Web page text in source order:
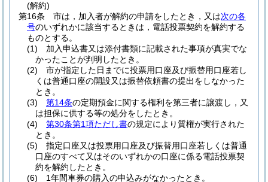
(解約)
第16条
市は，加入者が解約の申請をしたとき，又は次の各
号のいずれかに該当するときは，電話投票契約を解約する
ものとする。
(1)
加入申込書又は添付書類に記載された事項が真実でな
かったことが判明したとき。
(2)
市が指定した日までに投票用口座及び振替用口座若し
くは普通口座の開設又は振替依頼書の提出をしなかった
とき。
(3)
第14条の定期預金に関する権利を第三者に譲渡し，又
は担保に供する等の処分をしたとき。
(4)
第30条第1項ただし書の規定により質権が実行された
とき。
(5)
指定口座又は投票用口座及び振替用口座若しくは普通
口座のすべて又はそのいずれかの口座に係る電話投票契
約を解約したとき。
(6)
1年間車券の購入の申込みがなかったとき。